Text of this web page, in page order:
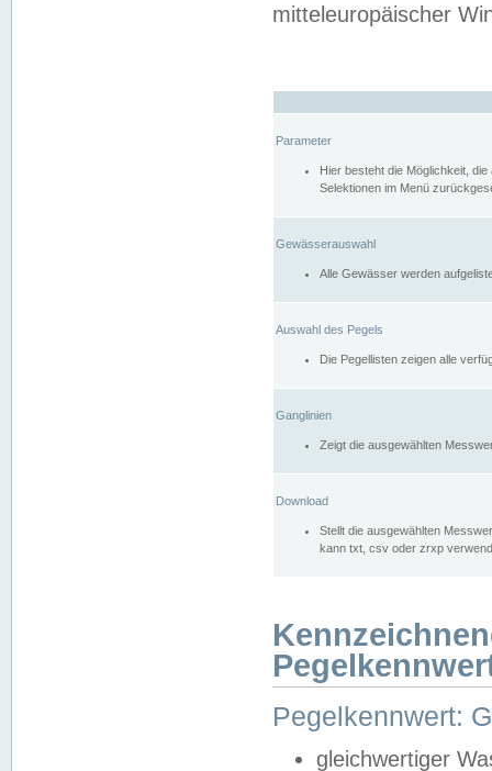
mitteleuropäischer
Parameter
Hier besteht die Möglichkeit,
Selektionen im Menü
Gewässerauswahl
Alle Gewässer werden
Auswahl des Pegels
Die Pegellisten zeigen alle
Ganglinien
Zeigt die ausgewählten
Download
Stellt die ausgewählten
kann txt, csv oder zrxp
Pegelkennwert:
gleichwertiger